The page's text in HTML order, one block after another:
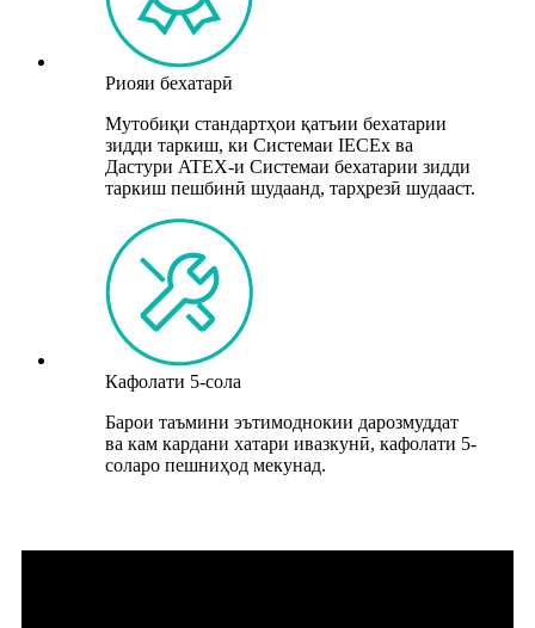
Риояи бехатарӣ
Мутобиқи стандартҳои қатъии бехатарии
зидди таркиш, ки Системаи IECEx ва
Дастури ATEX-и Системаи бехатарии зидди
таркиш пешбинӣ шудаанд, тарҳрезӣ шудааст.
Кафолати 5-сола
Барои таъмини эътимоднокии дарозмуддат
ва кам кардани хатари ивазкунӣ, кафолати 5-
соларо пешниҳод мекунад.